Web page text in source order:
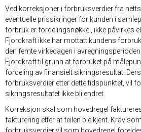
Ved korreksjoner i forbruksverdier fra
eventuelle prissikringer for kunden i
forbruk er fordelingsnøkkel, ikke påvirkes
Fjordkraft ikke har mottatt kundens
den femte virkedagen i
Fjordkraft til grunn at forbruket på
fordeling av finansielt sikringsresultat.
forbruksverdier etter dette tidspunktet, vil
sikringsresultatet ikke bli endret.
Korreksjon skal som hovedregel
fakturering etter at feilen ble kjent. Krav